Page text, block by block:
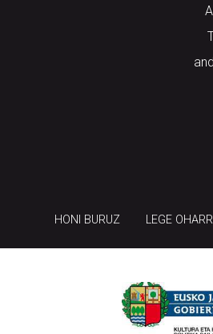
HONI BURUZ LEGE